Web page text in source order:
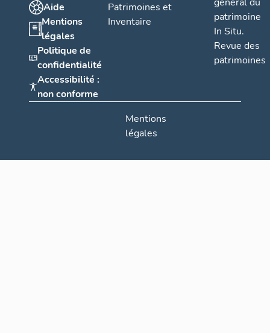
Aide
Mentions
légales
Politique de
confidentialité
Accessibilité :
non conforme
Patrimoines et
Inventaire
patrimoine
In Situ.
Revue des
patrimoines
Mentions
légales